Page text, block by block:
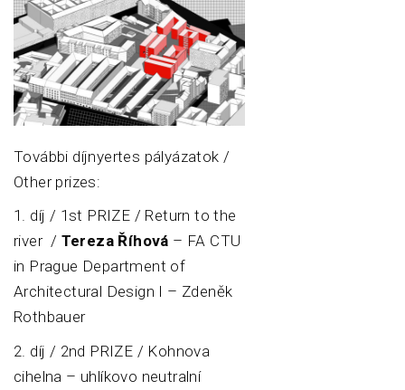
További díjnyertes pályázatok /
Other prizes:
1. díj / 1st PRIZE / Return to the
river / Tereza Říhová – FA CTU
in Prague Department of
Architectural Design I – Zdeněk
Rothbauer
2. díj / 2nd PRIZE / Kohnova
cihelna – uhlíkovo neutralní